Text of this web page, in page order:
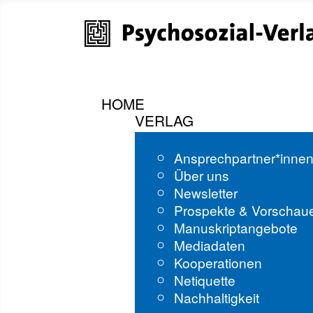
HOME
VERLAG
Über uns
Newsletter
Prospekte &
Manuskriptangebote
Mediadaten
Kooperationen
Netiquette
Nachhaltigkeit